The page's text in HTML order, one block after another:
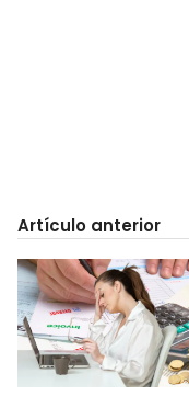
Artículo anterior